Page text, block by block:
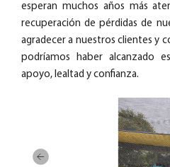
esperan muchos años más
recuperación de pérdidas de
agradecer a nuestros clientes y
podríamos haber alcanzado
apoyo, lealtad y confianza.